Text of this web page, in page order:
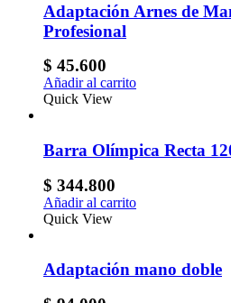
Adaptación Arnes de
Profesional
$ 45.600
Añadir al carrito
Quick View
Barra Olímpica Recta
$ 344.800
Añadir al carrito
Quick View
Adaptación mano doble